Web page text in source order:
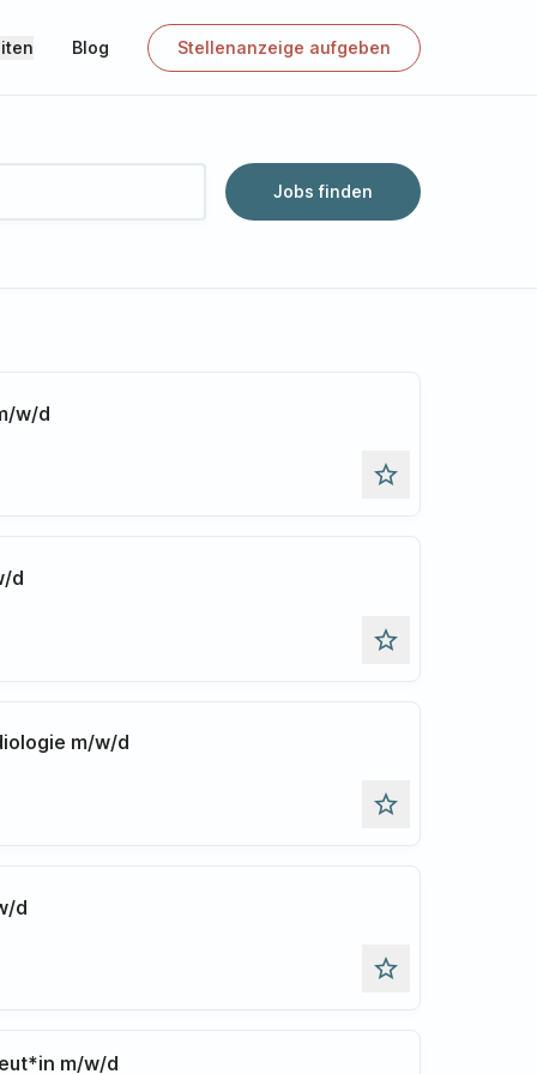
Blog Stellenanzeige aufgeben
Jobs finden
w/d
star_outline
d
star_outline
m/w/d
star_outline
d
star_outline
m/w/d